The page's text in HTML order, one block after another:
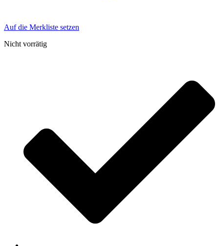
Auf die Merkliste setzen
Nicht vorrätig